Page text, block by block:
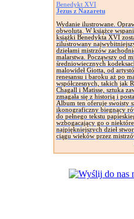
Benedykt XVI
Jezus z Nazaretu
Wydanie ilustrowane.
obwolutą. W książce
książki Benedykta XVI
zilustrowany
dziełami mistrzów
malarstwa. Począwszy od
średniowiecznych
malowideł Giotta, od
renesansu i baroku aż po
współczesnych, takich jak
Chagall i Matisse, sztuka
zmagała się z historią i
Album ten oferuje swoisty
ikonograficzny biegnący
do pełnego tekstu
wzbogacający go o
najpiękniejszych dzieł
ciągu wieków przez